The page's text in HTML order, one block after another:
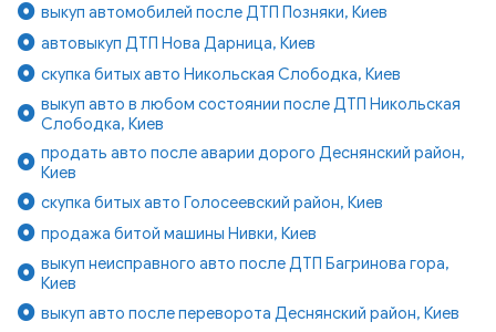
выкуп автомобилей после ДТП Позняки, Киев
автовыкуп ДТП Нова Дарница, Киев
скупка битых авто Никольская Слободка, Киев
выкуп авто в любом состоянии после ДТП Никольская
Слободка, Киев
продать авто после аварии дорого Деснянский район,
Киев
скупка битых авто Голосеевский район, Киев
продажа битой машины Нивки, Киев
выкуп неисправного авто после ДТП Багринова гора,
Киев
выкуп авто после переворота Деснянский район, Киев